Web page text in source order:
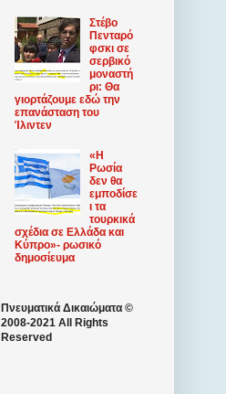
Στέβο
Πενταρό
φσκι σε
σερβικό
μοναστή
ρι: Θα
γιορτάζουμε εδώ την
επανάσταση του
Ίλιντεν
«Η
Ρωσία
δεν θα
εμποδίσε
ι τα
τουρκικά
σχέδια σε Ελλάδα και
Κύπρο»- ρωσικό
δημοσίευμα
Πνευματικά Δικαιώματα ©
2008-2021 All Rights
Reserved